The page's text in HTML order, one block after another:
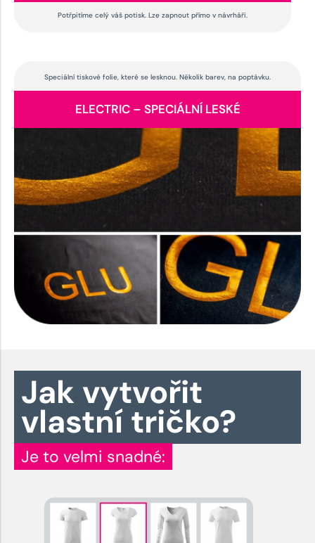
Potřpitíme celý váš potisk. Lze zapnout přímo v návrháři.
Speciální tiskové folie, které se lesknou. Několik barev, na poptávku.
ELECTRIC – SPECIÁLNÍ LESKÉ
Jak vytvořit
vlastní tričko?
Je to velmi snadné: